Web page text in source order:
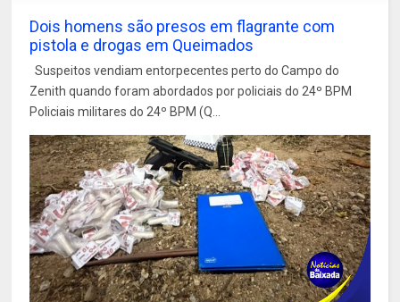
Dois homens são presos em flagrante com
pistola e drogas em Queimados
Suspeitos vendiam entorpecentes perto do Campo do
Zenith quando foram abordados por policiais do 24º BPM
Policiais militares do 24º BPM (Q...